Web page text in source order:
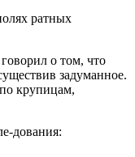
ратных
о том, что
задуманное.
крупицам,
дования: